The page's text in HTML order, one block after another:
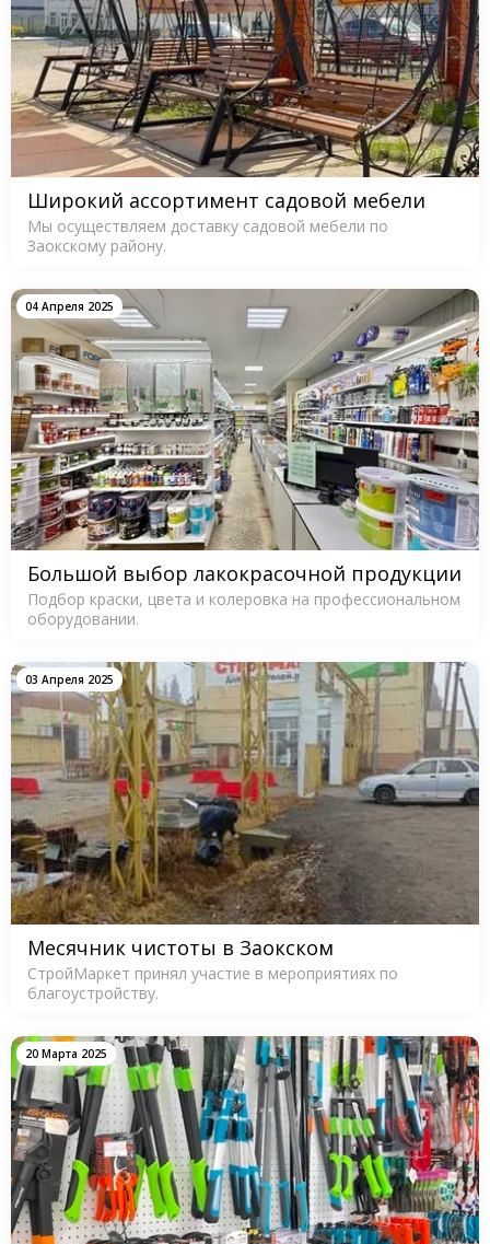
Широкий ассортимент садовой мебели
Мы осуществляем доставку садовой мебели по
Заокскому району.
04 Апреля 2025
Большой выбор лакокрасочной продукции
Подбор краски, цвета и колеровка на профессиональном
оборудовании.
03 Апреля 2025
Месячник чистоты в Заокском
СтройМаркет принял участие в мероприятиях по
благоустройству.
20 Марта 2025